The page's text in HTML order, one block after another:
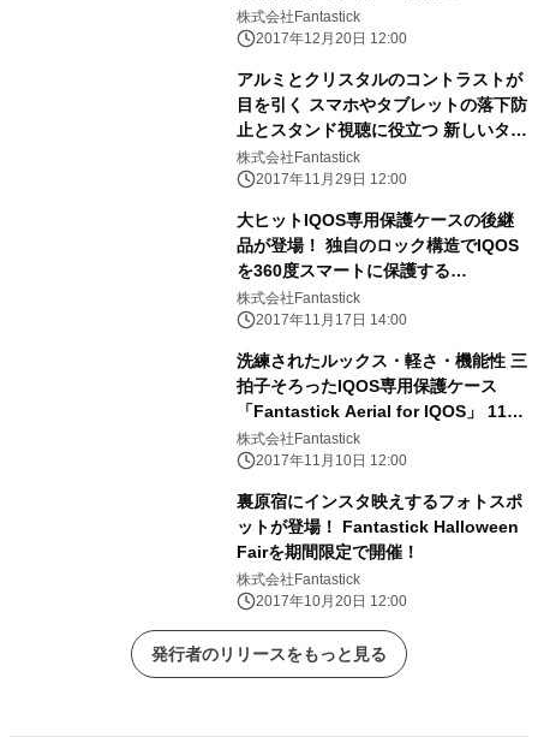
「Fantastick iBeetle for IQOS」 12
月20日(水)18時に販売開始
株式会社Fantastick
2017年12月20日 12:00
アルミとクリスタルのコントラストが
目を引く スマホやタブレットの落下防
止とスタンド視聴に役立つ 新しいタイ
プのアクセサリー 「Smart Stick」11
月29日(水)販売開始
株式会社Fantastick
2017年11月29日 12:00
大ヒットIQOS専用保護ケースの後継
品が登場！ 独自のロック構造でIQOS
を360度スマートに保護する
「Fantastick iSuit Case 2nd for
IQOS」 11月17日(金)18時に先行予約
株式会社Fantastick
2017年11月17日 14:00
洗練されたルックス・軽さ・機能性 三
拍子そろったIQOS専用保護ケース
「Fantastick Aerial for IQOS」 11月
10日(金)18時に先行予約販売開始
株式会社Fantastick
2017年11月10日 12:00
裏原宿にインスタ映えするフォトスポ
ットが登場！ Fantastick Halloween
Fairを期間限定で開催！
株式会社Fantastick
2017年10月20日 12:00
発行者のリリースをもっと見る